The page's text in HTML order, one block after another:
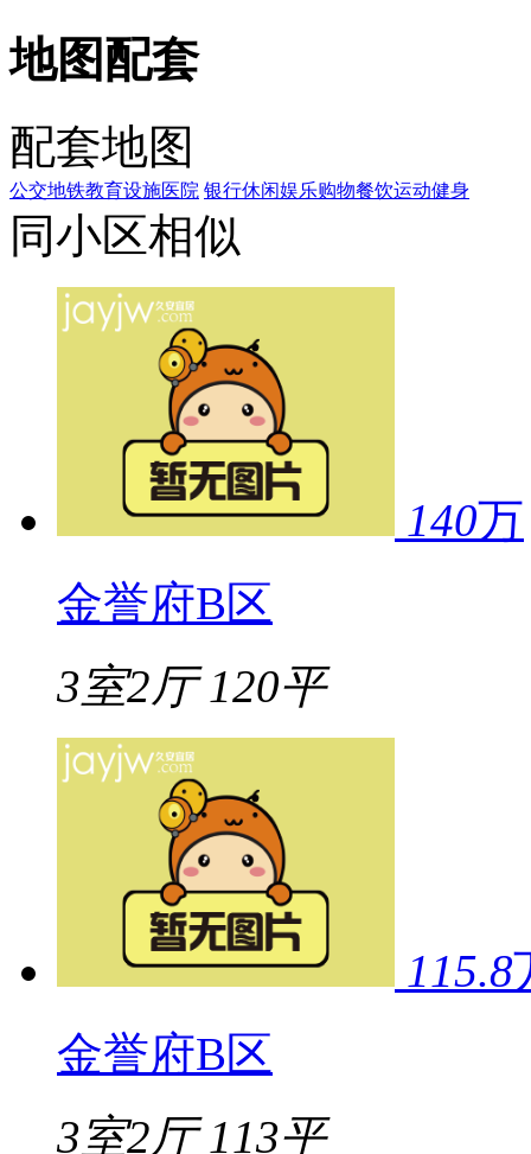
地图配套
配套地图
公交地铁教育设施医院 银行休闲娱乐购物餐饮运动健身
同小区相似
140万
金誉府B区
3室2厅 120平
115.8
金誉府B区
3室2厅 113平